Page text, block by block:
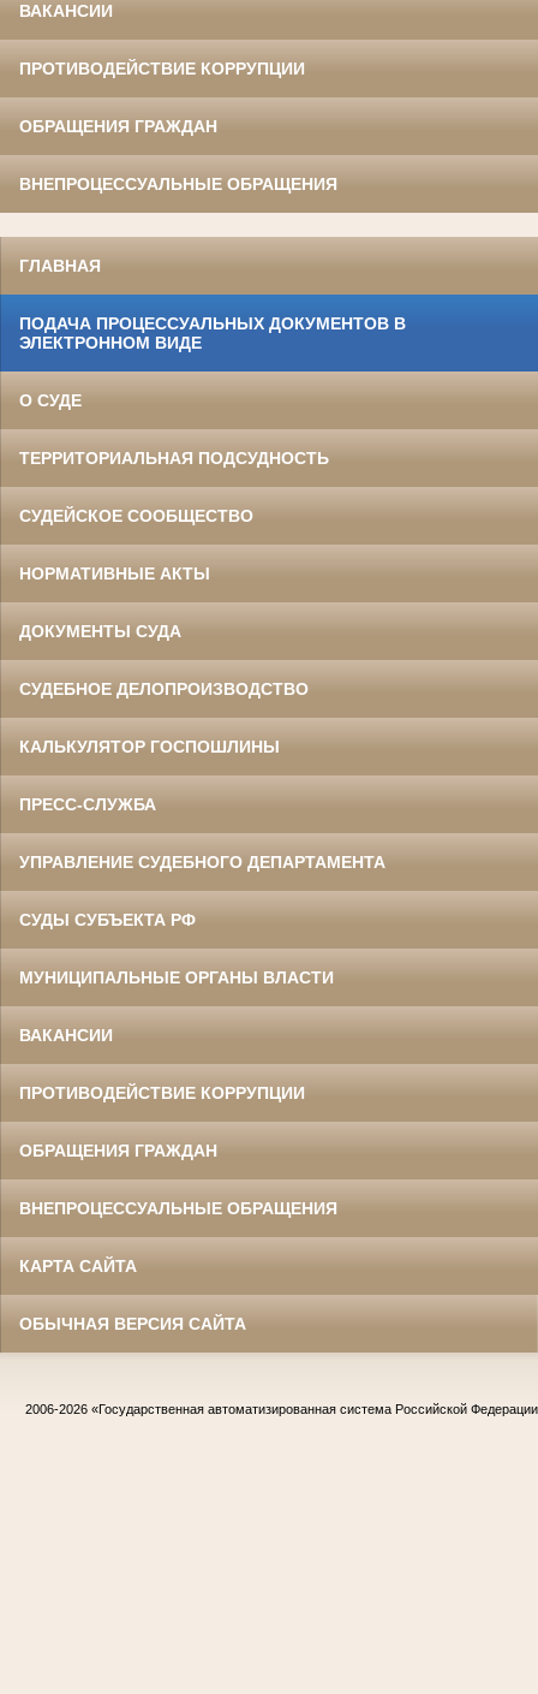
ВАКАНСИИ
ПРОТИВОДЕЙСТВИЕ КОРРУПЦИИ
ОБРАЩЕНИЯ ГРАЖДАН
ВНЕПРОЦЕССУАЛЬНЫЕ ОБРАЩЕНИЯ
ГЛАВНАЯ
ПОДАЧА ПРОЦЕССУАЛЬНЫХ ДОКУМЕНТОВ В
ЭЛЕКТРОННОМ ВИДЕ
О СУДЕ
ТЕРРИТОРИАЛЬНАЯ ПОДСУДНОСТЬ
СУДЕЙСКОЕ СООБЩЕСТВО
НОРМАТИВНЫЕ АКТЫ
ДОКУМЕНТЫ СУДА
СУДЕБНОЕ ДЕЛОПРОИЗВОДСТВО
КАЛЬКУЛЯТОР ГОСПОШЛИНЫ
ПРЕСС-СЛУЖБА
УПРАВЛЕНИЕ СУДЕБНОГО ДЕПАРТАМЕНТА
СУДЫ СУБЪЕКТА РФ
МУНИЦИПАЛЬНЫЕ ОРГАНЫ ВЛАСТИ
ВАКАНСИИ
ПРОТИВОДЕЙСТВИЕ КОРРУПЦИИ
ОБРАЩЕНИЯ ГРАЖДАН
ВНЕПРОЦЕССУАЛЬНЫЕ ОБРАЩЕНИЯ
КАРТА САЙТА
ОБЫЧНАЯ ВЕРСИЯ САЙТА
2006-2026 «Государственная автоматизированная система Российской